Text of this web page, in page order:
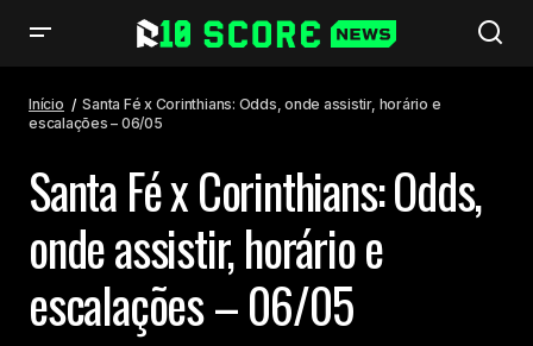
06/05
Início
Santa Fé x Corinthians: Odds, onde assistir, horário e
escalações – 06/05
Santa Fé x Corinthians: Odds,
onde assistir, horário e
escalações – 06/05